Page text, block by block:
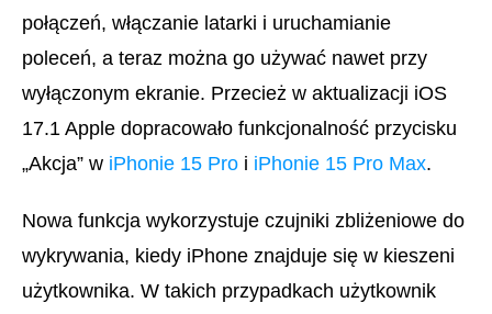
połączeń, włączanie latarki i uruchamianie
poleceń, a teraz można go używać nawet przy
wyłączonym ekranie. Przecież w aktualizacji iOS
17.1 Apple dopracowało funkcjonalność przycisku
„Akcja” w iPhonie 15 Pro i iPhonie 15 Pro Max.
Nowa funkcja wykorzystuje czujniki zbliżeniowe do
wykrywania, kiedy iPhone znajduje się w kieszeni
użytkownika. W takich przypadkach użytkownik